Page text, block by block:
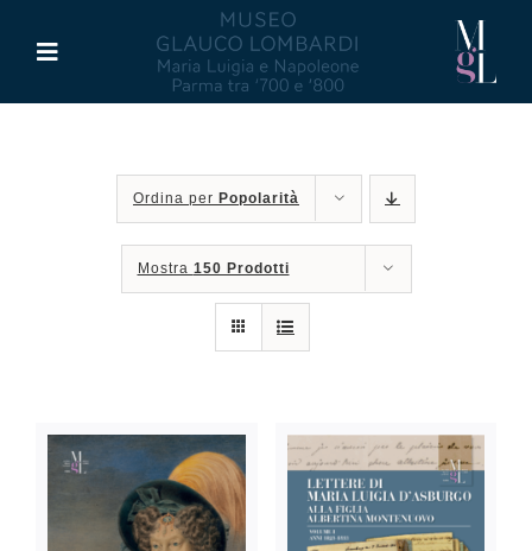
contenuto
Toggle
Maria Luigia d’Asburgo
Attività
Pubblicazioni
Ordina per Popolarità
Mostra 150 Prodotti